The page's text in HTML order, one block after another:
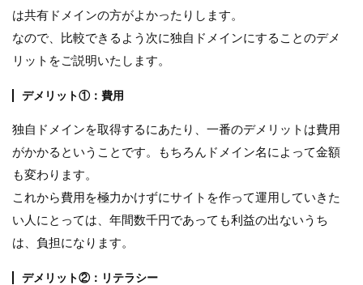
は共有ドメインの方がよかったりします。
なので、比較できるよう次に独自ドメインにすることのデメ
リットをご説明いたします。
デメリット①：費用
独自ドメインを取得するにあたり、一番のデメリットは費用
がかかるということです。もちろんドメイン名によって金額
も変わります。
これから費用を極力かけずにサイトを作って運用していきた
い人にとっては、年間数千円であっても利益の出ないうち
は、負担になります。
デメリット②：リテラシー